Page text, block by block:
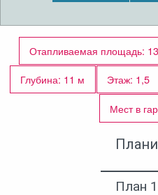
Отапливаемая площадь:
Глубина: 11 м
Этаж: 1,5
Мест в
План